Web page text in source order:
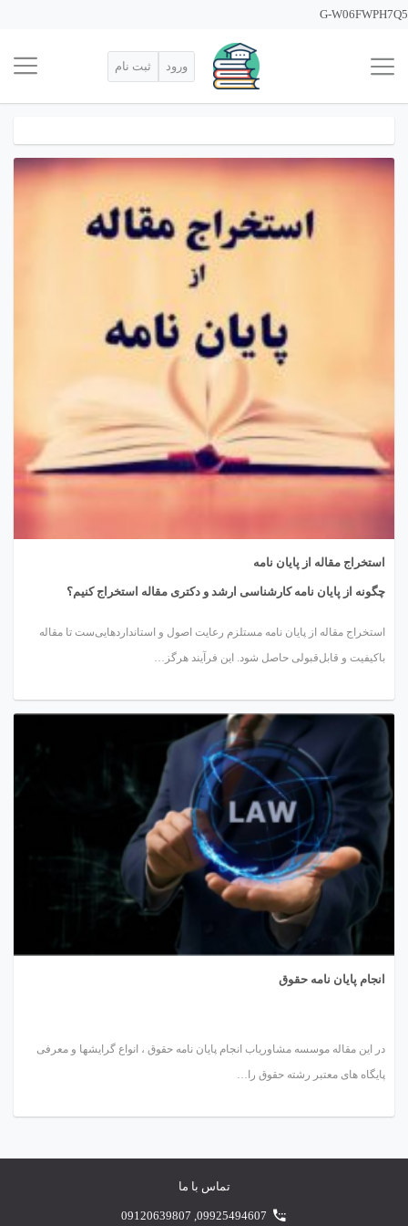
G-W06FWPH7Q5
ورود ثبت نام
استخراج مقاله از پایان نامه
چگونه از پایان نامه کارشناسی ارشد و دکتری مقاله استخراج کنیم؟
استخراج مقاله از پایان نامه مستلزم رعایت اصول و استانداردهایی‌ست تا مقاله
باکیفیت و قابل‌قبولی حاصل شود. این فرآیند هرگز…
انجام پایان نامه حقوق
در این مقاله موسسه مشاوریاب انجام پایان نامه حقوق ، انواع گرایشها و معرفی
پایگاه های معتبر رشته حقوق را…
تماس با ما
09925494607
09120639807